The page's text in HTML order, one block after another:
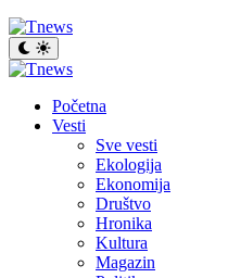
Početna
Vesti
Sve vesti
Ekologija
Ekonomija
Društvo
Hronika
Kultura
Magazin